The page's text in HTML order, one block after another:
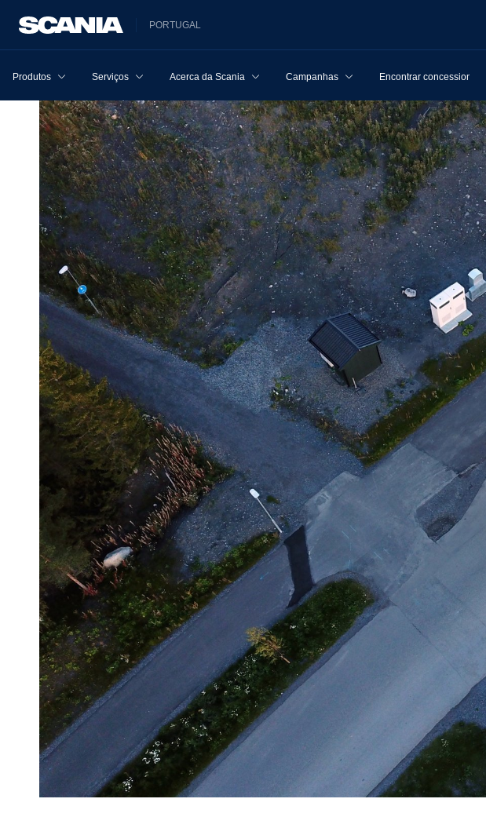
PORTUGAL
Produtos Serviços Acerca da Scania Campanhas Encontrar